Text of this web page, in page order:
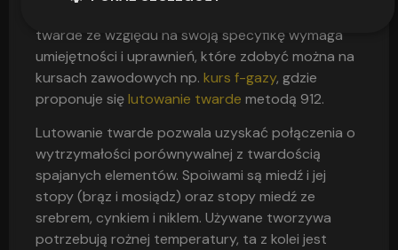
twarde ze względu na swoją specyfikę wymaga
umiejętności i uprawnień, które zdobyć można na
kursach zawodowych np. kurs f-gazy, gdzie
proponuje sięlutowanie twarde metodą 912.
Lutowanie twarde pozwala uzyskać połączenia o
wytrzymałości porównywalnej z twardością
spajanych elementów. Spoiwami są miedź i jej
stopy (brąz i mosiądz) oraz stopy miedź ze
srebrem, cynkiem i niklem. Używane tworzywa
potrzebują rożnej temperatury, ta z kolei jest